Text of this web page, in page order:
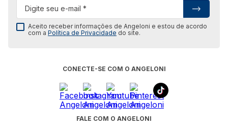
Aceito receber informações de Angeloni e estou de acordo
com aPolítica de Privacidade do site.
CONECTE-SE COM O ANGELONI
FALE COM O ANGELONI